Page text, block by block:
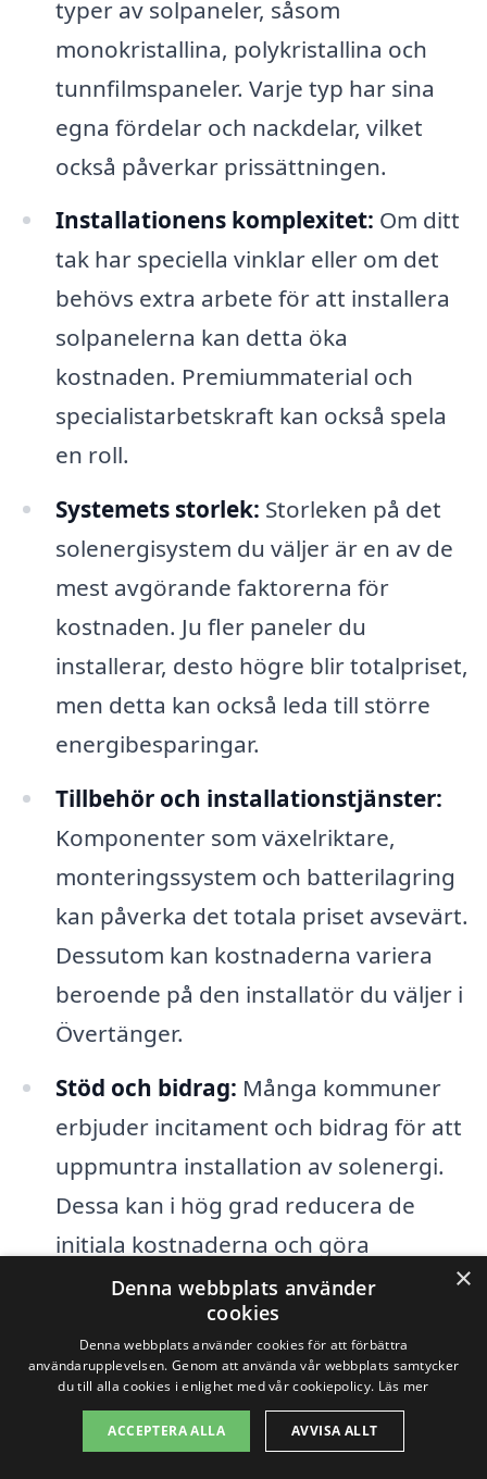
typer av solpaneler, såsom
monokristallina, polykristallina och
tunnfilmspaneler. Varje typ har sina
egna fördelar och nackdelar, vilket
också påverkar prissättningen.
Installationens komplexitet: Om ditt
tak har speciella vinklar eller om det
behövs extra arbete för att installera
solpanelerna kan detta öka
kostnaden. Premiummaterial och
specialistarbetskraft kan också spela
en roll.
Systemets storlek: Storleken på det
solenergisystem du väljer är en av de
mest avgörande faktorerna för
kostnaden. Ju fler paneler du
installerar, desto högre blir totalpriset,
men detta kan också leda till större
energibesparingar.
Tillbehör och installationstjänster:
Komponenter som växelriktare,
monteringssystem och batterilagring
kan påverka det totala priset avsevärt.
Dessutom kan kostnaderna variera
beroende på den installatör du väljer i
Övertänger.
Stöd och bidrag: Många kommuner
erbjuder incitament och bidrag för att
uppmuntra installation av solenergi.
Dessa kan i hög grad reducera de
initiala kostnaderna och göra
installationen mer ekonomiskt
Genom att ha en klar förståelse av dessa
faktorer kan du bättre navigera bland de
×
Denna webbplats använder
cookies
Denna webbplats använder cookies för att förbättra
användarupplevelsen. Genom att använda vår webbplats samtycker
du till alla cookies i enlighet med vår cookiepolicy. Läs mer
ACCEPTERA ALLA AVVISA ALLT